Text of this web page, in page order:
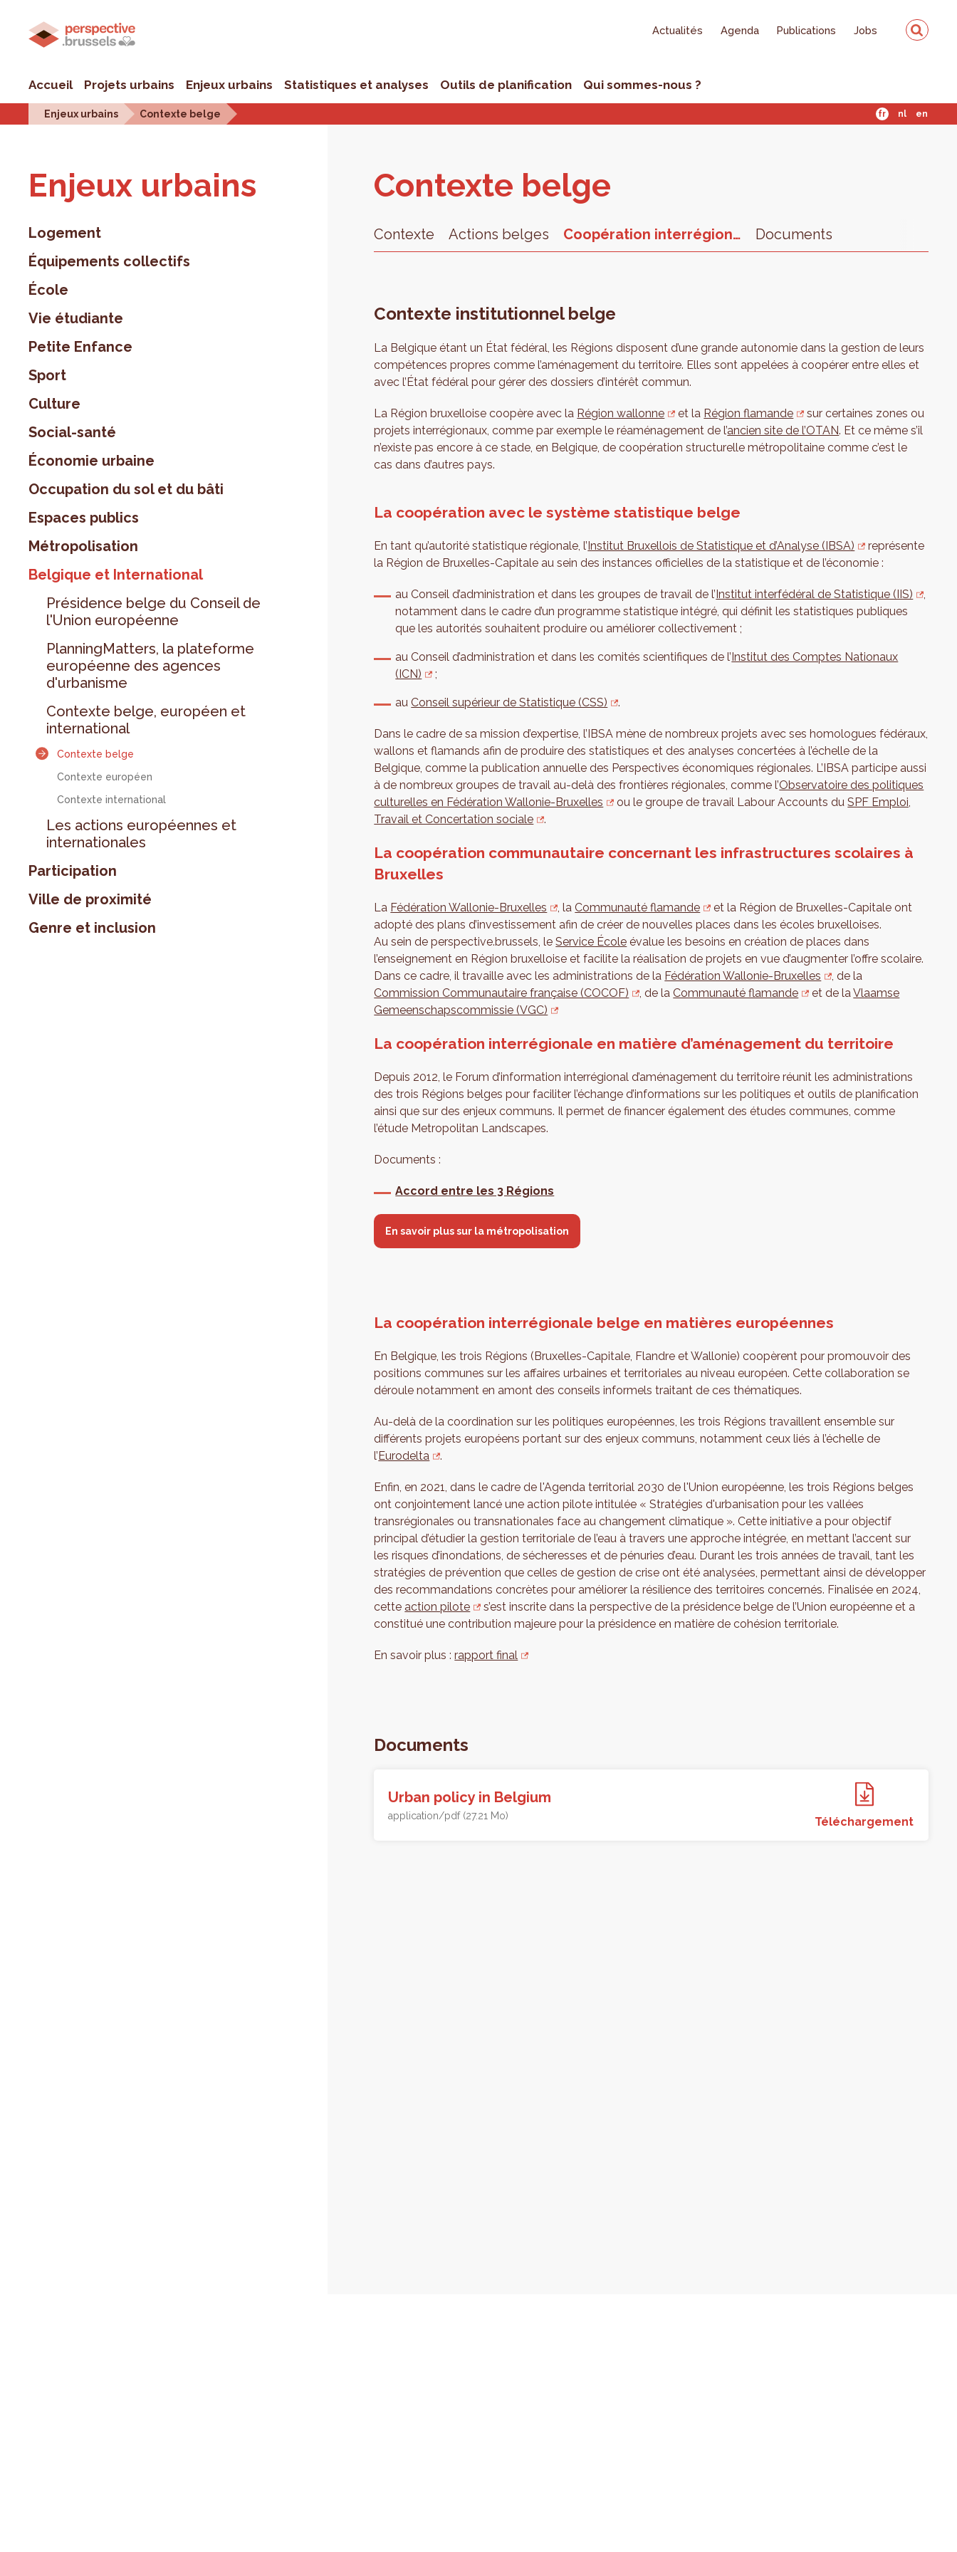
Actualités Agenda Publications Jobs
Accueil Projets urbains Enjeux urbains Statistiques et analyses Outils de planification Qui sommes-nous ?
Enjeux urbains Contexte belge fr nl en
Enjeux urbains
Logement
Équipements collectifs
École
Vie étudiante
Petite Enfance
Sport
Culture
Social-santé
Économie urbaine
Occupation du sol et du bâti
Espaces publics
Métropolisation
Belgique et International
Présidence belge du Conseil de
l'Union européenne
PlanningMatters, la plateforme
européenne des agences
d'urbanisme
Contexte belge, européen et
international
Contexte belge
Contexte européen
Contexte international
Les actions européennes et
internationales
Participation
Ville de proximité
Genre et inclusion
Contexte belge
Contexte Actions belges Coopération interrégionale Documents
Contexte institutionnel belge
La Belgique étant un État fédéral, les Régions disposent d’une grande autonomie dans la gestion de leurs
compétences propres comme l’aménagement du territoire. Elles sont appelées à coopérer entre elles et
avec l’État fédéral pour gérer des dossiers d’intérêt commun.
La Région bruxelloise coopère avec la Région wallonne et la Région flamande
sur certaines zones ou
projets interrégionaux, comme par exemple le réaménagement de l’ancien site de l’OTAN. Et ce même s’il
n’existe pas encore à ce stade, en Belgique, de coopération structurelle métropolitaine comme c’est le
cas dans d’autres pays.
La coopération avec le système statistique belge
En tant qu’autorité statistique régionale, l’Institut Bruxellois de Statistique et d’Analyse (IBSA)
représente
la Région de Bruxelles-Capitale au sein des instances officielles de la statistique et de l’économie :
au Conseil d’administration et dans les groupes de travail de l’Institut interfédéral de Statistique (IIS)
,
notamment dans le cadre d’un programme statistique intégré, qui définit les statistiques publiques
que les autorités souhaitent produire ou améliorer collectivement ;
au Conseil d’administration et dans les comités scientifiques de l’Institut des Comptes Nationaux
(ICN)
;
auConseil supérieur de Statistique (CSS) .
Dans le cadre de sa mission d’expertise, l’IBSA mène de nombreux projets avec ses homologues fédéraux,
wallons et flamands afin de produire des statistiques et des analyses concertées à l’échelle de la
Belgique, comme la publication annuelle des Perspectives économiques régionales. L’IBSA participe aussi
à de nombreux groupes de travail au-delà des frontières régionales, comme l’Observatoire des politiques
culturelles en Fédération Wallonie-Bruxelles
ou le groupe de travail Labour Accounts duSPF Emploi,
Travail et Concertation sociale
.
La coopération communautaire concernant les infrastructures scolaires à
Bruxelles
La Fédération Wallonie-Bruxelles , laCommunauté flamande
et la Région de Bruxelles-Capitale ont
adopté des plans d’investissement afin de créer de nouvelles places dans les écoles bruxelloises.
Au sein de perspective.brussels, leService École évalue les besoins en création de places dans
l’enseignement en Région bruxelloise et facilite la réalisation de projets en vue d’augmenter l’offre scolaire.
Dans ce cadre, il travaille avec les administrations de la Fédération Wallonie-Bruxelles
, de la
Commission Communautaire française (COCOF)
, de laCommunauté flamande et de laVlaamse
Gemeenschapscommissie (VGC)
La coopération interrégionale en matière d’aménagement du territoire
Depuis 2012, le Forum d’information interrégional d’aménagement du territoire réunit les administrations
des trois Régions belges pour faciliter l’échange d’informations sur les politiques et outils de planification
ainsi que sur des enjeux communs. Il permet de financer également des études communes, comme
l’étude Metropolitan Landscapes.
Documents :
Accord entre les 3 Régions
En savoir plus sur la métropolisation
La coopération interrégionale belge en matières européennes
En Belgique, les trois Régions (Bruxelles-Capitale, Flandre et Wallonie) coopèrent pour promouvoir des
positions communes sur les affaires urbaines et territoriales au niveau européen. Cette collaboration se
déroule notamment en amont des conseils informels traitant de ces thématiques.
Au-delà de la coordination sur les politiques européennes, les trois Régions travaillent ensemble sur
différents projets européens portant sur des enjeux communs, notamment ceux liés à l’échelle de
l’Eurodelta .
Enfin, en 2021, dans le cadre de l'Agenda territorial 2030 de l'Union européenne, les trois Régions belges
ont conjointement lancé une action pilote intitulée « Stratégies d'urbanisation pour les vallées
transrégionales ou transnationales face au changement climatique ». Cette initiative a pour objectif
principal d’étudier la gestion territoriale de l’eau à travers une approche intégrée, en mettant l’accent sur
les risques d’inondations, de sécheresses et de pénuries d’eau. Durant les trois années de travail, tant les
stratégies de prévention que celles de gestion de crise ont été analysées, permettant ainsi de développer
des recommandations concrètes pour améliorer la résilience des territoires concernés. Finalisée en 2024,
cette action pilote
s’est inscrite dans la perspective de la présidence belge de l’Union européenne et a
constitué une contribution majeure pour la présidence en matière de cohésion territoriale.
En savoir plus :rapport final
Documents
Urban policy in Belgium
application/pdf (27.21 Mo) Téléchargement